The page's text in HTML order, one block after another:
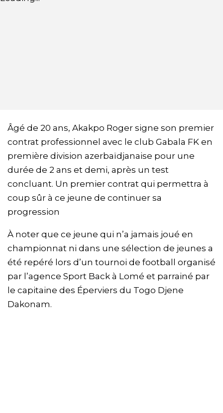
Âgé de 20 ans, Akakpo Roger signe son premier
contrat professionnel avec le club Gabala FK en
première division azerbaïdjanaise pour une
durée de 2 ans et demi, après un test
concluant. Un premier contrat qui permettra à
coup sûr à ce jeune de continuer sa
progression
À noter que ce jeune qui n’a jamais joué en
championnat ni dans une sélection de jeunes a
été repéré lors d’un tournoi de football organisé
par l’agence Sport Back à Lomé et parrainé par
le capitaine des Éperviers du Togo Djene
Dakonam.